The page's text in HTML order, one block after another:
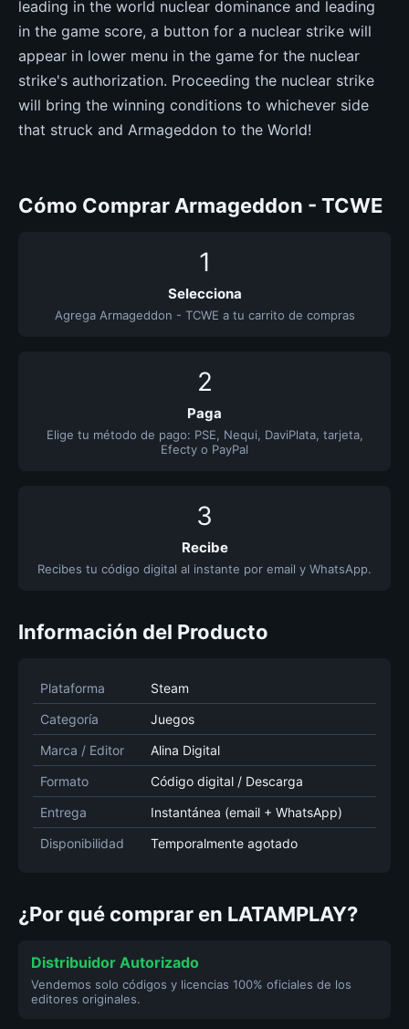
leading in the world nuclear dominance and leading
in the game score, a button for a nuclear strike will
appear in lower menu in the game for the nuclear
strike's authorization. Proceeding the nuclear strike
will bring the winning conditions to whichever side
that struck and Armageddon to the World!
Cómo Comprar Armageddon - TCWE
1
Selecciona
Agrega Armageddon - TCWE a tu carrito de compras
2
Paga
Elige tu método de pago: PSE, Nequi, DaviPlata, tarjeta,
Efecty o PayPal
3
Recibe
Recibes tu código digital al instante por email y WhatsApp.
Información del Producto
Plataforma
Steam
Categoría
Juegos
Marca / Editor
Alina Digital
Formato
Código digital / Descarga
Entrega
Instantánea (email + WhatsApp)
Disponibilidad
Temporalmente agotado
¿Por qué comprar en LATAMPLAY?
Distribuidor Autorizado
Vendemos solo códigos y licencias 100% oficiales de los
editores originales.